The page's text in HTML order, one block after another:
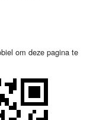
om deze pagina te